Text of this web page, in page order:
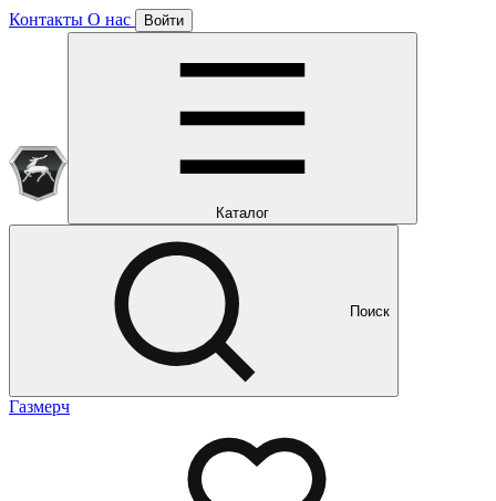
Контакты О нас Войти
Каталог
Поиск
Газмерч
Отлично!
Подписка уже оформлена